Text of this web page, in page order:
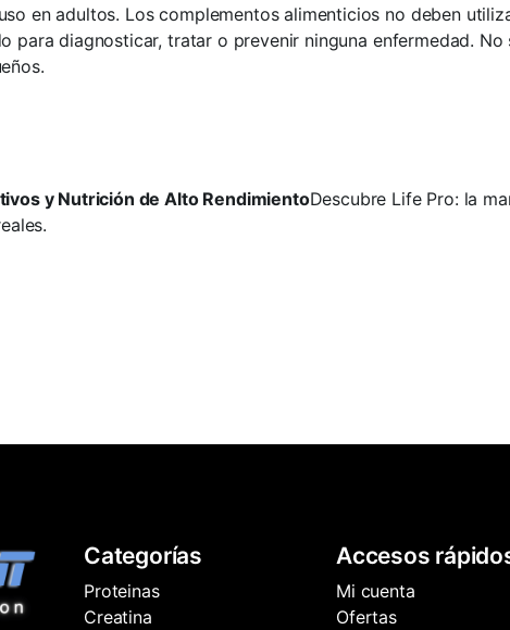
en adultos. Los complementos alimenticios no deben
para diagnosticar, tratar o prevenir ninguna enfermedad.
y Nutrición de Alto RendimientoDescubre Life Pro: la
Categorías
Proteinas
Creatina
Accesos
Mi cuenta
Ofertas